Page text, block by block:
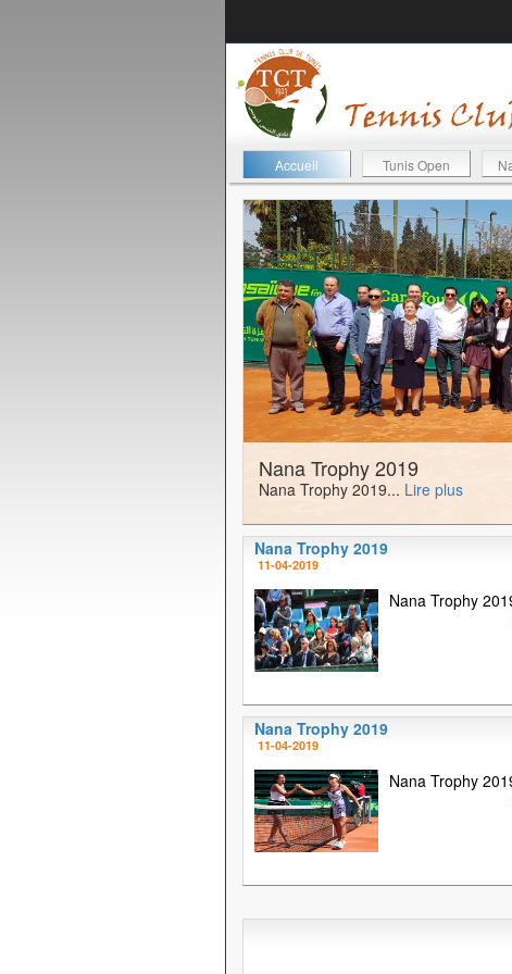
Accueil Tunis Open
Nana Trophy 2019
Nana Trophy 2019... Lire plus
Nana Trophy 2019
11-04-2019
Nana Trophy
Nana Trophy 2019
11-04-2019
Nana Trophy